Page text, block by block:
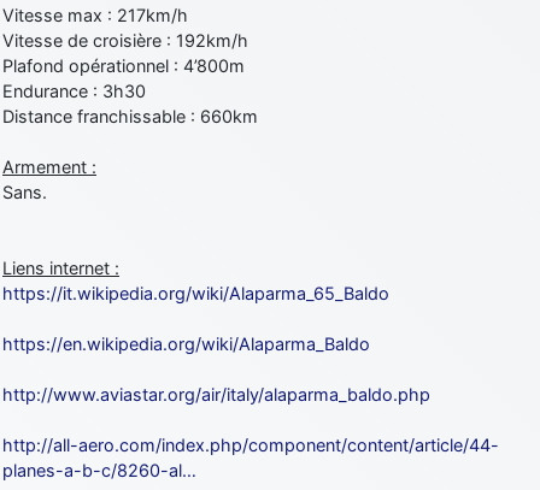
Vitesse max : 217km/h
Vitesse de croisière : 192km/h
Plafond opérationnel : 4’800m
Endurance : 3h30
Distance franchissable : 660km
Armement :
Sans.
Liens internet :
https://it.wikipedia.org/wiki/Alaparma_65_Baldo
https://en.wikipedia.org/wiki/Alaparma_Baldo
http://www.aviastar.org/air/italy/alaparma_baldo.php
http://all-aero.com/index.php/component/content/article/44-
planes-a-b-c/8260-al…